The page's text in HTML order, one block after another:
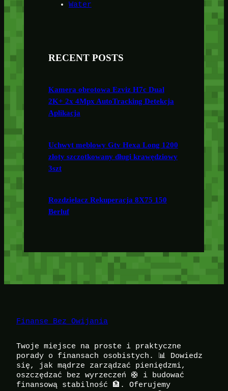
Water
RECENT POSTS
Kamera obrotowa Ezviz H7c Dual
2K+ 2x 4Mpx AutoTracking Detekcja
Aplikacja
Uchwyt meblowy Gtv Hexa Long 1200
złoty szczotkowany długi krawędziowy
3szt
Rozdzielacz Rekuperacja 8X75 150
Berluf
Finanse Bez Owijania
Twoje miejsce na proste i praktyczne
porady o finansach osobistych. 📊 Dowiedz
się, jak mądrze zarządzać pieniędzmi,
oszczędzać bez wyrzeczeń 🛟 i budować
finansową stabilność 🏦. Oferujemy